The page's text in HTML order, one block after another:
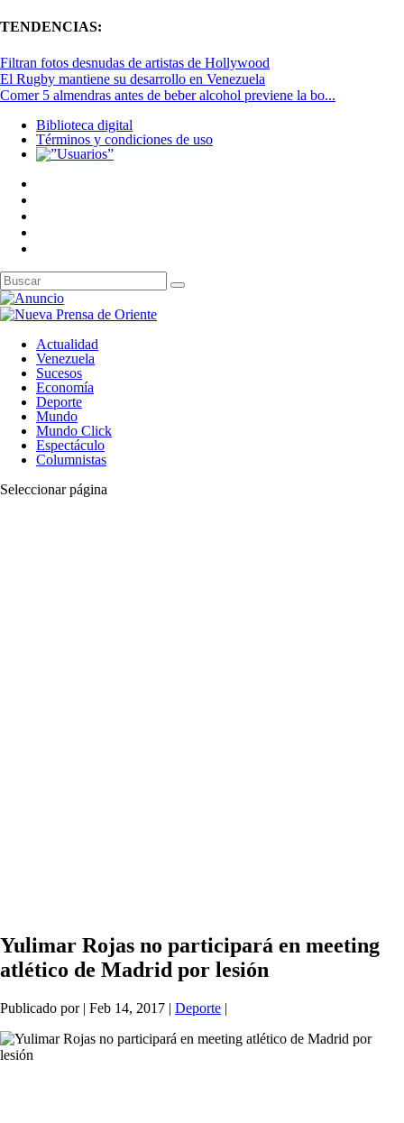
TENDENCIAS:
Filtran fotos desnudas de artistas de Hollywood
El Rugby mantiene su desarrollo en Venezuela
Comer 5 almendras antes de beber alcohol previene la bo...
Biblioteca digital
Términos y condiciones de uso
Actualidad
Venezuela
Sucesos
Economía
Deporte
Mundo
Mundo Click
Espectáculo
Columnistas
Seleccionar página
Yulimar Rojas no participará en meeting
atlético de Madrid por lesión
Publicado por | Feb 14, 2017 | Deporte |